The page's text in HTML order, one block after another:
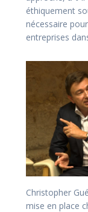
éthiquement
nécessaire
entreprises
Christopher
mise en place